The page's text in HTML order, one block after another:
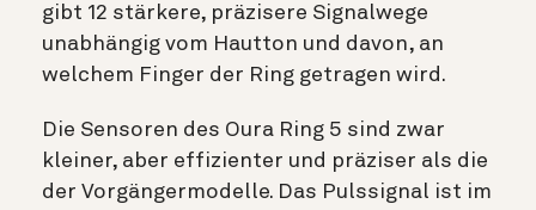
gibt 12 stärkere, präzisere Signalwege
unabhängig vom Hautton und davon, an
welchem Finger der Ring getragen wird.
Die Sensoren des Oura Ring 5 sind zwar
kleiner, aber effizienter und präziser als die
der Vorgängermodelle. Das Pulssignal ist im